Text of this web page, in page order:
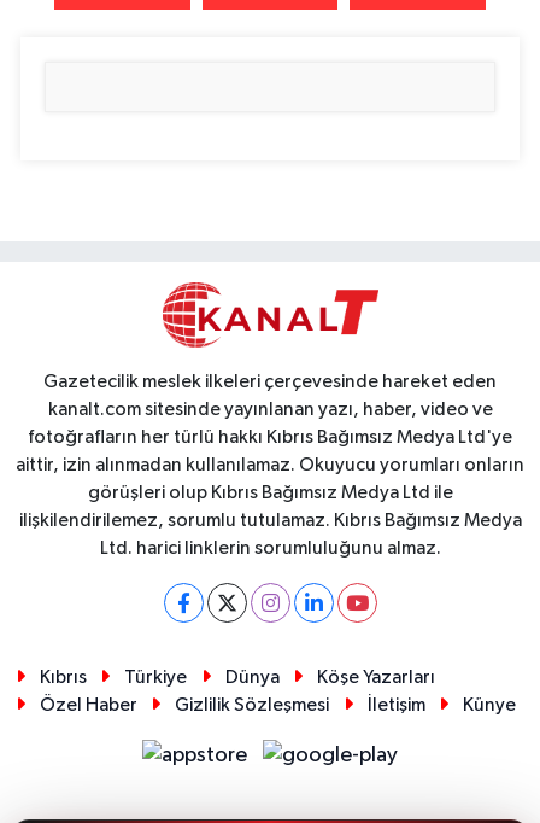
Gazetecilik meslek ilkeleri çerçevesinde hareket eden
kanalt.com sitesinde yayınlanan yazı, haber, video ve
fotoğrafların her türlü hakkı Kıbrıs Bağımsız Medya Ltd'ye
aittir, izin alınmadan kullanılamaz. Okuyucu yorumları onların
görüşleri olup Kıbrıs Bağımsız Medya Ltd ile
ilişkilendirilemez, sorumlu tutulamaz. Kıbrıs Bağımsız Medya
Ltd. harici linklerin sorumluluğunu almaz.
Kıbrıs Türkiye Dünya
Köşe Yazarları
Özel Haber
Gizlilik Sözleşmesi İletişim Künye